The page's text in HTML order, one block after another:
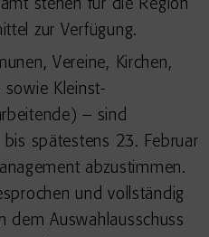
stehen für die Region
zur Verfügung.
Vereine, Kirchen,
sowie Kleinst-
– sind
spätestens 23. Februar
abzustimmen.
und vollständig
dem Auswahlausschuss